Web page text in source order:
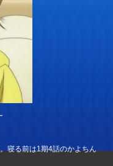
寝る前は1期4話のかよちん